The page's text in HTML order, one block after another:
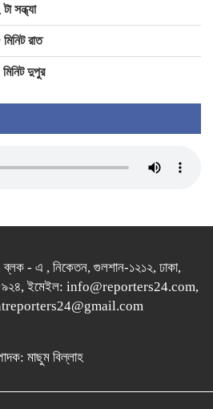
সন্ধ্যা
রাত
দুপুর
- এ , নিকেতন, গুলশান-১২১২, ঢাকা,
ইমেইল: info@reporters24.com,
মাছুম বিল্লাহ